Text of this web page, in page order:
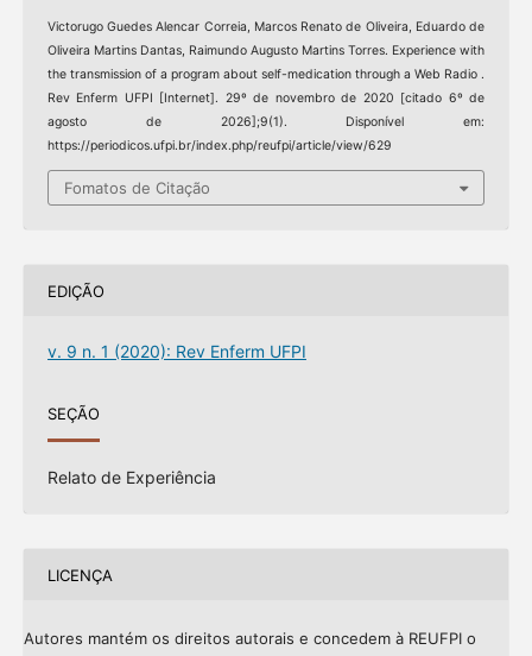
Victorugo Guedes Alencar Correia, Marcos Renato de Oliveira, Eduardo de
Oliveira Martins Dantas, Raimundo Augusto Martins Torres. Experience with
the transmission of a program about self-medication through a Web Radio .
Rev Enferm UFPI [Internet]. 29º de novembro de 2020 [citado 6º de
agosto de 2026];9(1). Disponível em:
https://periodicos.ufpi.br/index.php/reufpi/article/view/629
Fomatos de Citação
EDIÇÃO
v. 9 n. 1 (2020): Rev Enferm UFPI
SEÇÃO
Relato de Experiência
LICENÇA
Autores mantém os direitos autorais e concedem à REUFPI o